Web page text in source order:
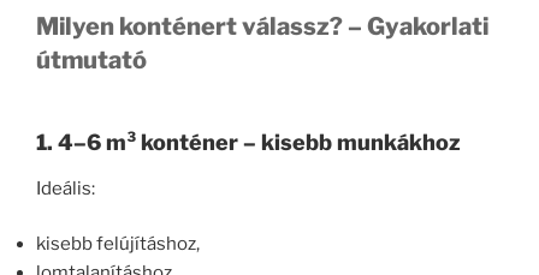
Milyen konténert válassz? – Gyakorlati
útmutató
1. 4–6 m³ konténer – kisebb munkákhoz
Ideális:
kisebb felújításhoz,